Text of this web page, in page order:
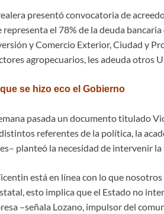
presentó convocatoria de
el 78% de la deuda
y Comercio Exterior, Ciudad y
agropecuarios, les adeuda otros
se hizo eco el Gobierno
pasada un documento titulado
referentes de la política, la
planteó la necesidad de intervenir
está en línea con lo que
esto implica que el Estado no
–señala Lozano, impulsor del